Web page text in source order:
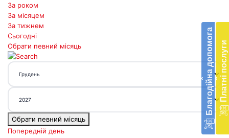
‹ Благодійна допомогав
‹ Платні послуги
За роком
За місяцем
За тижнем
Сьогодні
Обрати певний місяць
Обрати певний місяць
Попередній день